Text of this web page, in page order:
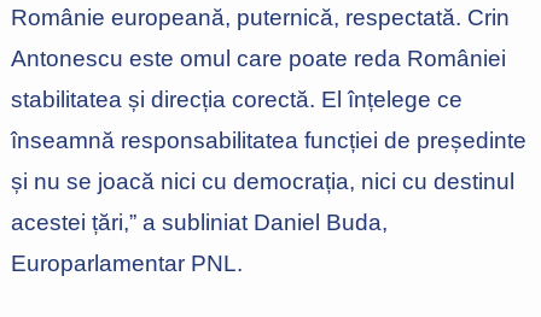
Românie europeană, puternică, respectată. Crin
Antonescu este omul care poate reda României
stabilitatea și direcția corectă. El înțelege ce
înseamnă responsabilitatea funcției de președinte
și nu se joacă nici cu democrația, nici cu destinul
acestei țări,” a subliniat Daniel Buda,
Europarlamentar PNL.